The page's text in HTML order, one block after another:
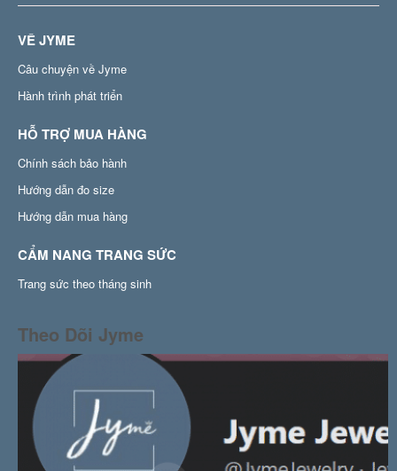
VỀ JYME
Câu chuyện về Jyme
Hành trình phát triển
HỖ TRỢ MUA HÀNG
Chính sách bảo hành
Hướng dẫn đo size
Hướng dẫn mua hàng
CẨM NANG TRANG SỨC
Trang sức theo tháng sinh
Theo Dõi Jyme